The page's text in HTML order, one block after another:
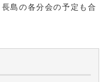
島の各分会の予定も合